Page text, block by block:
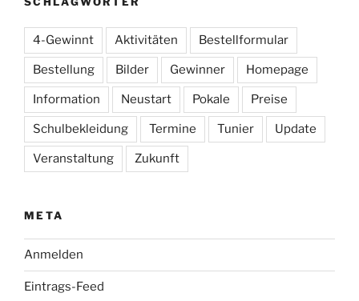
4-Gewinnt Aktivitäten Bestellformular
Bestellung Bilder Gewinner Homepage
Information Neustart Pokale Preise
Schulbekleidung Termine Tunier Update
Veranstaltung Zukunft
META
Anmelden
Eintrags-Feed